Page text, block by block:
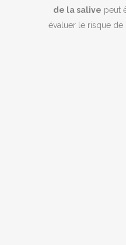
de la salive peut
évaluer le risque de